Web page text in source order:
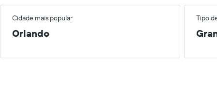
Cidade mais popular Tipo
Orlando